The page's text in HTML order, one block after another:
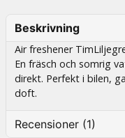
Beskrivning
Air freshener
En fräsch och somrig
direkt. Perfekt i bilen,
doft.
Recensioner (1)